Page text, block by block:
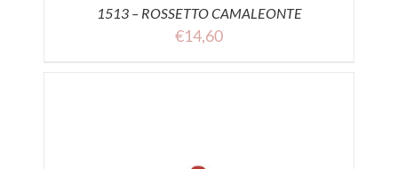
1513 – ROSSETTO CAMALEONTE
€14,60